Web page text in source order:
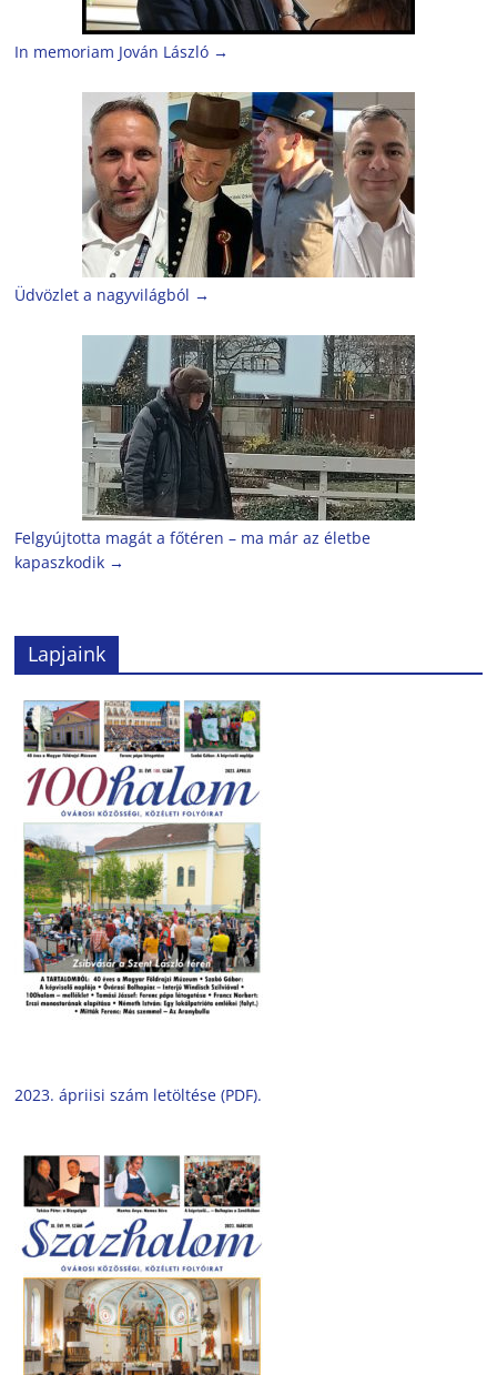
In memoriam Jován László →
Üdvözlet a nagyvilágból →
Felgyújtotta magát a főtéren – ma már az életbe
kapaszkodik →
Lapjaink
2023. ápriisi szám letöltése (PDF).